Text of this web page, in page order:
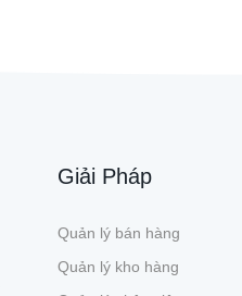
Giải Pháp
Quản lý bán hàng
Quản lý kho hàng